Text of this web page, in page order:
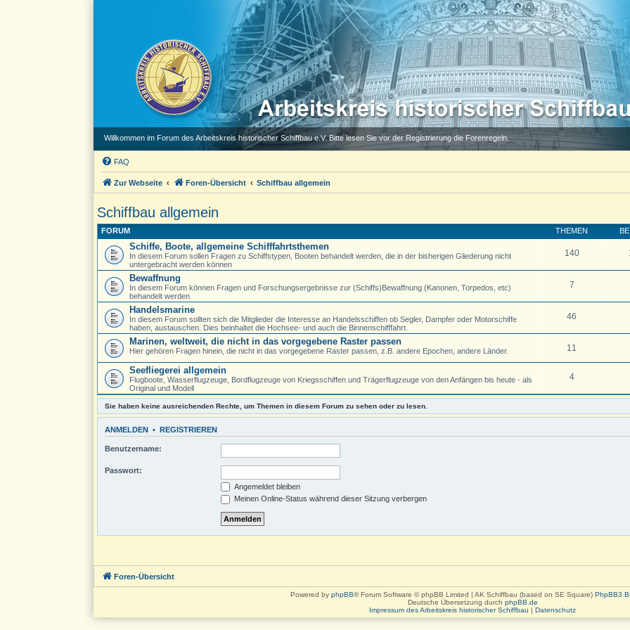
Willkommen im Forum des Arbeitskreis historischer Schiffbau e.V. Bitte lesen Sie vor der Registrierung die Forenregeln.
FAQ
Zur Webseite Foren-Übersicht Schiffbau allgemein
Schiffbau allgemein
FORUM THEMEN
Schiffe, Boote, allgemeine Schifffahrtsthemen
In diesem Forum sollen Fragen zu Schiffstypen, Booten behandelt werden, die in der bisherigen Gliederung nicht
untergebracht werden können
140
Bewaffnung
In diesem Forum können Fragen und Forschungsergebnisse zur (Schiffs)Bewaffnung (Kanonen, Torpedos, etc)
behandelt werden
7
Handelsmarine
In diesem Forum sollten sich die Mitglieder die Interesse an Handelsschiffen ob Segler, Dampfer oder Motorschiffe
haben, austauschen. Dies beinhaltet die Hochsee- und auch die Binnenschifffahrt.
46
Marinen, weltweit, die nicht in das vorgegebene Raster passen
Hier gehören Fragen hinein, die nicht in das vorgegebene Raster passen, z.B. andere Epochen, andere Länder. 11
Seefliegerei allgemein
Flugboote, Wasserflugzeuge, Bordflugzeuge von Kriegsschiffen und Trägerflugzeuge von den Anfängen bis heute - als
Original und Modell
4
Sie haben keine ausreichenden Rechte, um Themen in diesem Forum zu sehen oder zu lesen.
ANMELDEN • REGISTRIEREN
Benutzername:
Passwort:
Angemeldet bleiben
Meinen Online-Status während dieser Sitzung verbergen
Foren-Übersicht
Powered by phpBB® Forum Software © phpBB Limited | AK Schiffbau (based on SE Square) PhpBB3
Deutsche Übersetzung durch phpBB.de
Impressum des Arbeitskreis historischer Schiffbau | Datenschutz